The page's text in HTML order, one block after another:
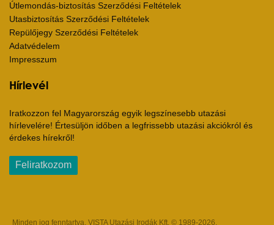
Útlemondás-biztosítás Szerződési Feltételek
Utasbiztosítás Szerződési Feltételek
Repülőjegy Szerződési Feltételek
Adatvédelem
Impresszum
Hírlevél
Iratkozzon fel Magyarország egyik legszínesebb utazási
hírlevelére! Értesüljön időben a legfrissebb utazási akciókról és
érdekes hírekről!
Feliratkozom
Minden jog fenntartva. VISTA Utazási Irodák Kft. © 1989-2026.